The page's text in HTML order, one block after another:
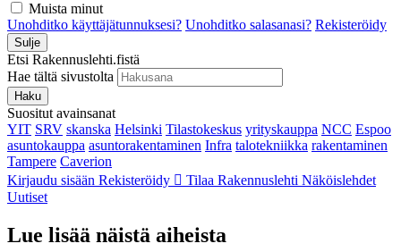
Muista minut
Unohditko käyttäjätunnuksesi? Unohditko salasanasi? Rekisteröidy
Sulje
Etsi Rakennuslehti.fistä
Hae tältä sivustolta
Haku
Suositut avainsanat
YIT SRV skanska Helsinki Tilastokeskus yrityskauppa NCC Espoo
asuntokauppa asuntorakentaminen Infra talotekniikka rakentaminen
Tampere Caverion
Kirjaudu sisään Rekisteröidy Tilaa Rakennuslehti Näköislehdet
Uutiset
Lue lisää näistä aiheista